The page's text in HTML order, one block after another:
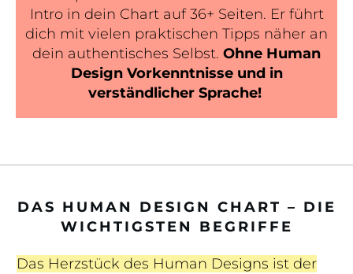
Intro in dein Chart auf 36+ Seiten. Er führt
dich mit vielen praktischen Tipps näher an
dein authentisches Selbst. Ohne Human
Design Vorkenntnisse und in
verständlicher Sprache!
DAS HUMAN DESIGN CHART – DIE
WICHTIGSTEN BEGRIFFE
Das Herzstück des Human Designs ist der